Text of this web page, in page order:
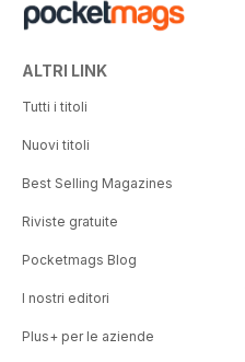
ALTRI LINK
Tutti i titoli
Nuovi titoli
Best Selling Magazines
Riviste gratuite
Pocketmags Blog
I nostri editori
Plus+ per le aziende